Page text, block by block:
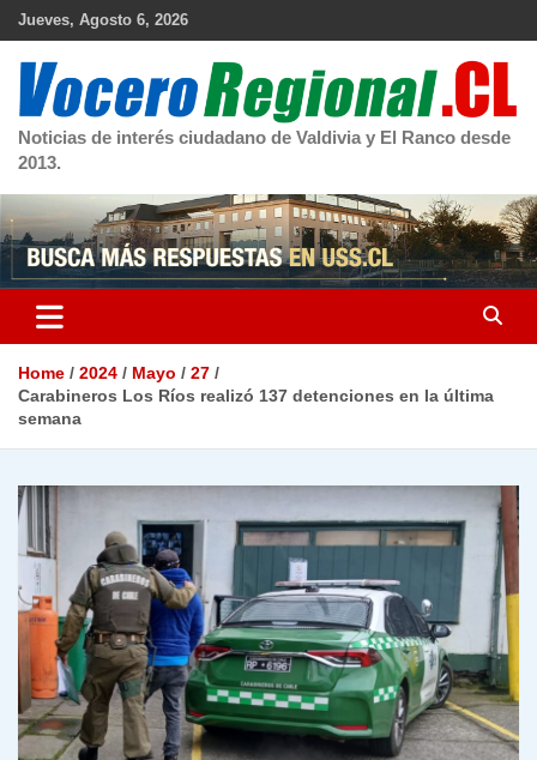
Skip
Jueves, Agosto 6, 2026
Noticias de interés ciudadano de Valdivia y El Ranco desde
2013.
Home 2024 Mayo
27
Carabineros Los Ríos realizó 137 detenciones en la última
semana